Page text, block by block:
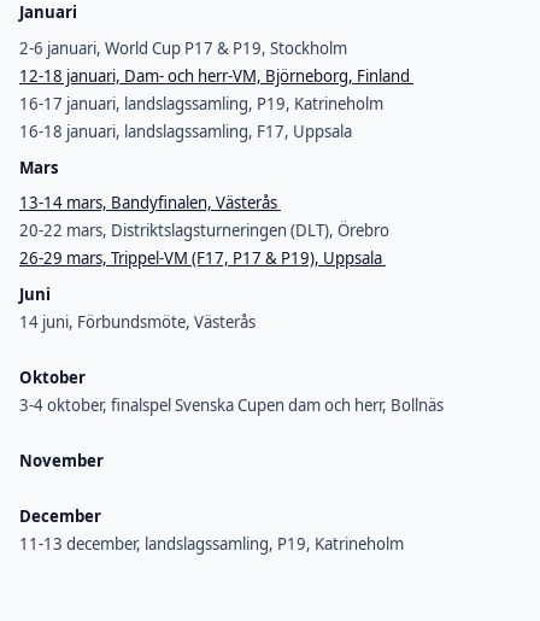
Januari
2-6 januari, World Cup P17 & P19, Stockholm
12-18 januari, Dam- och herr-VM, Björneborg, Finland
16-17 januari, landslagssamling, P19, Katrineholm
16-18 januari, landslagssamling, F17, Uppsala
Mars
13-14 mars, Bandyfinalen, Västerås
20-22 mars, Distriktslagsturneringen (DLT), Örebro
26-29 mars, Trippel-VM (F17, P17 & P19), Uppsala
Juni
14 juni, Förbundsmöte, Västerås
Oktober
3-4 oktober, finalspel Svenska Cupen dam och herr, Bollnäs
November
December
11-13 december, landslagssamling, P19, Katrineholm